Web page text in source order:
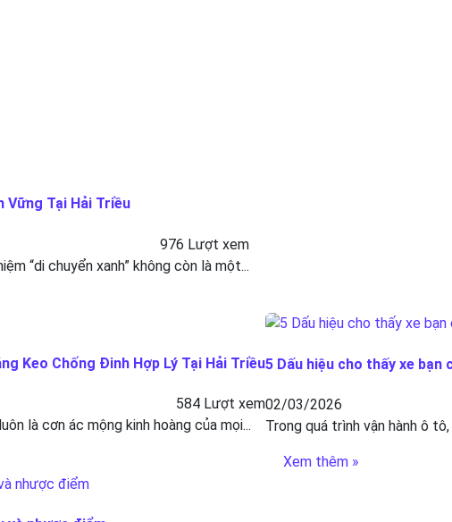
Vững Tại Hải Triều
976 Lượt xem
“di chuyển xanh” không còn là một...
Keo Chống Đinh Hợp Lý Tại Hải Triều
584 Lượt xem
là cơn ác mộng kinh hoàng của mọi...
5 Dấu hiệu cho thấy xe bạn
02/03/2026
Trong quá trình vận hành ô
Xem thêm »